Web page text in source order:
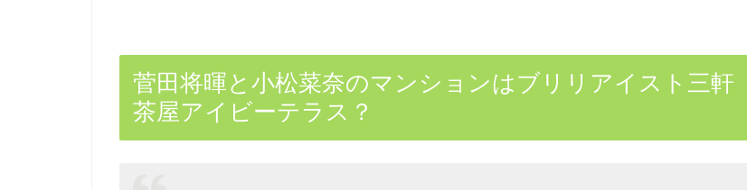
菅田将暉と小松菜奈のマンションはブリリアイスト三軒
茶屋アイビーテラス？